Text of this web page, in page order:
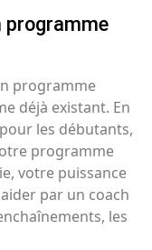
programme
programme
déjà existant. En
les débutants,
programme
votre puissance
par un coach
les